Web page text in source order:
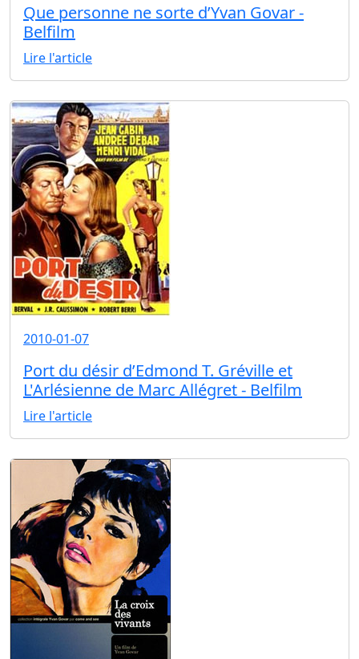
Que personne ne sorte d’Yvan Govar -
Belfilm
Lire l'article
2010-01-07
Port du désir d’Edmond T. Gréville et
L'Arlésienne de Marc Allégret - Belfilm
Lire l'article